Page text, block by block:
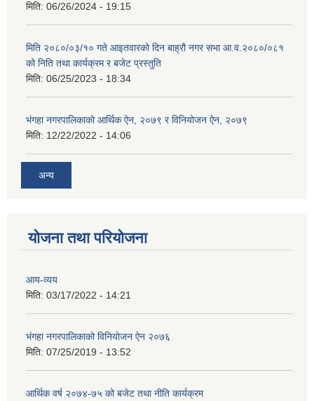
मिति: 06/26/2024 - 19:15
मिति २०८०/०३/१० गते आइतवारको दिन बाह्रौ नगर सभा आ.व.२०८०/०८१
को निति तथा कार्यक्रम र बजेट प्रस्तुति
मिति: 06/25/2023 - 18:34
भंगहा नगरपालिकाको आर्थिक ऐन, २०७९ र विनियोजन ऐन, २०७९
मिति: 12/22/2022 - 14:06
अन्य
योजना तथा परियोजना
आय-व्यय
मिति: 03/17/2022 - 14:21
भंगहा नगरपालिकाको विनियोजन ऐन २०७६
मिति: 07/25/2019 - 13:52
आर्थिक वर्ष २०७४-७५ को बजेट तथा नीति कार्यक्रम